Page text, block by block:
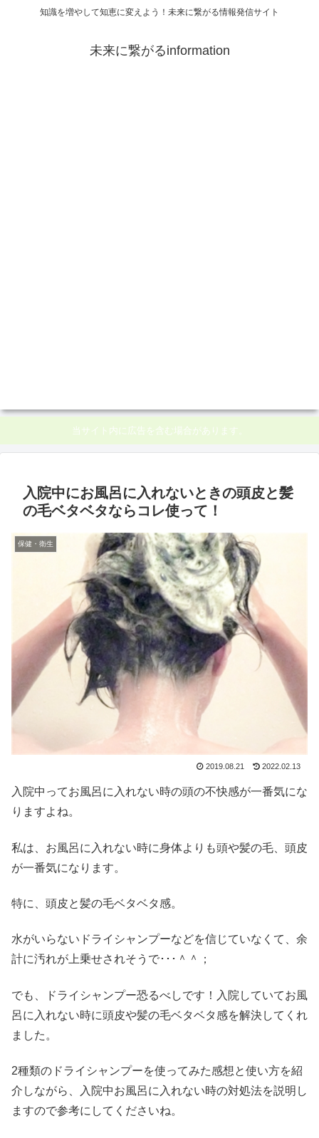
知識を増やして知恵に変えよう！未来に繋がる情報発信サイト
未来に繋がるinformation
当サイト内に広告を含む場合があります。
入院中にお風呂に入れないときの頭皮と髪
の毛ベタベタならコレ使って！
保健・衛生
2019.08.21 2022.02.13
入院中ってお風呂に入れない時の頭の不快感が一番気にな
りますよね。
私は、お風呂に入れない時に身体よりも頭や髪の毛、頭皮
が一番気になります。
特に、頭皮と髪の毛ベタベタ感。
水がいらないドライシャンプーなどを信じていなくて、余
計に汚れが上乗せされそうで･･･＾＾；
でも、ドライシャンプー恐るべしです！入院していてお風
呂に入れない時に頭皮や髪の毛ベタベタ感を解決してくれ
ました。
2種類のドライシャンプーを使ってみた感想と使い方を紹
介しながら、入院中お風呂に入れない時の対処法を説明し
ますので参考にしてくださいね。